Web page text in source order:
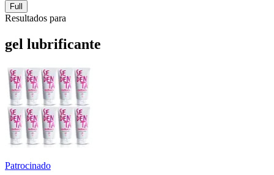
Full
Resultados para
gel lubrificante
Patrocinado